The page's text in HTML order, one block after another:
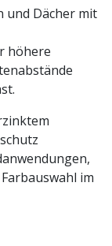
und Dächer mit
höhere
im